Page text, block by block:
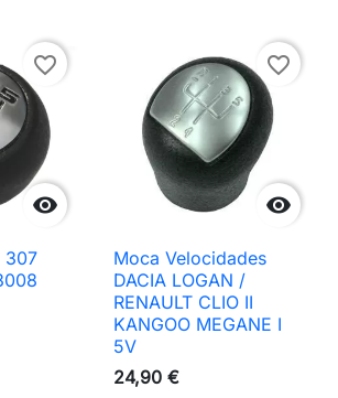

favorite_border
307

favorite_border
Moca Velocidades
DACIA LOGAN /
RENAULT CLIO II
KANGOO MEGANE I
5V
24,90 €